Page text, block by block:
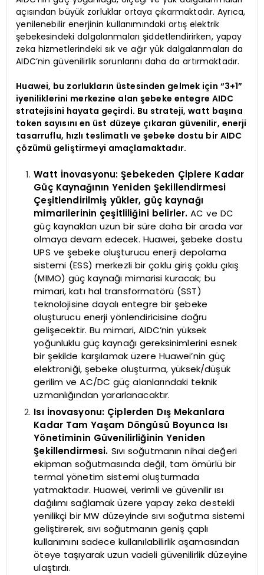
açısından büyük zorluklar ortaya çıkarmaktadır. Ayrıca,
yenilenebilir enerjinin kullanımındaki artış elektrik
şebekesindeki dalgalanmaları şiddetlendirirken, yapay
zeka hizmetlerindeki sık ve ağır yük dalgalanmaları da
AIDC’nin güvenilirlik sorunlarını daha da artırmaktadır.
Huawei, bu zorlukların üstesinden gelmek için “3+1”
iyeniliklerini merkezine alan şebeke entegre AIDC
stratejisini hayata geçirdi. Bu strateji, watt başına
token sayısını en üst düzeye çıkaran güvenilir, enerji
tasarruflu, hızlı teslimatlı ve şebeke dostu bir AIDC
çözümü geliştirmeyi amaçlamaktadır.
Watt İnovasyonu: Şebekeden Çiplere Kadar
Güç Kaynağının Yeniden Şekillendirmesi
Çeşitlendirilmiş yükler, güç kaynağı
mimarilerinin çeşitliliğini belirler.AC ve DC
güç kaynakları uzun bir süre daha bir arada var
olmaya devam edecek. Huawei, şebeke dostu
UPS ve şebeke oluşturucu enerji depolama
sistemi (ESS) merkezli bir çoklu giriş çoklu çıkış
(MIMO) güç kaynağı mimarisi kuracak; bu
mimari, katı hal transformatörü (SST)
teknolojisine dayalı entegre bir şebeke
oluşturucu enerji yönlendiricisine doğru
gelişecektir. Bu mimari, AIDC’nin yüksek
yoğunluklu güç kaynağı gereksinimlerini esnek
bir şekilde karşılamak üzere Huawei’nin güç
elektroniği, şebeke oluşturma, yüksek/düşük
gerilim ve AC/DC güç alanlarındaki teknik
uzmanlığından yararlanacaktır.
Isı İnovasyonu: Çiplerden Dış Mekanlara
Kadar Tam Yaşam Döngüsü Boyunca Isı
Yönetiminin Güvenilirliğinin Yeniden
Şekillendirmesi. Sıvı soğutmanın nihai değeri
ekipman soğutmasında değil, tam ömürlü bir
termal yönetim sistemi oluşturmada
yatmaktadır. Huawei, verimli ve güvenilir ısı
dağılımı sağlamak üzere yapay zeka destekli
yenilikçi bir MW düzeyinde sıvı soğutma sistemi
geliştirerek, sıvı soğutmanın geniş çaplı
kullanımını sadece kullanılabilirlik aşamasından
öteye taşıyarak uzun vadeli güvenilirlik düzeyine
ulaştırdı.